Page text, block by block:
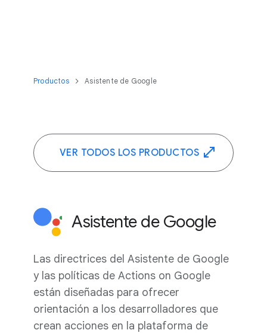
Productos Asistente de Google
VER TODOS LOS PRODUCTOS
Asistente de Google
Las directrices del Asistente de Google
y las políticas de Actions on Google
están diseñadas para ofrecer
orientación a los desarrolladores que
crean acciones en la plataforma de